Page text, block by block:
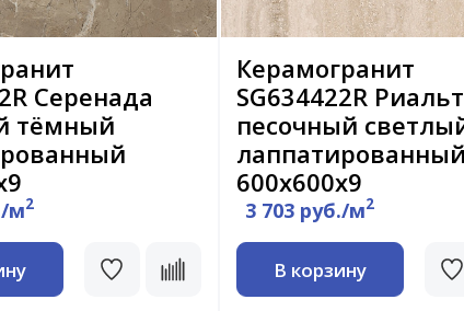
Серенада
тёмный
м2
Керамогранит
SG634422R
песочный
600х600х9
3 703 руб./м2
В корзину